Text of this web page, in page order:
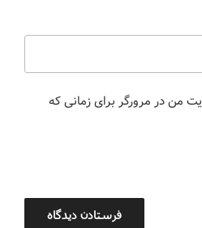
من در مرورگر برای زمانی که